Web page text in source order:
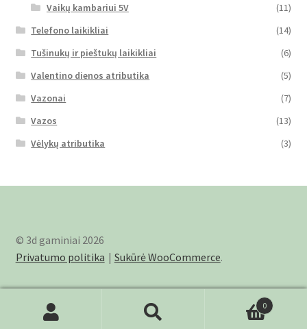
Vaikų kambariui 5V
(11)
Telefono laikikliai
(14)
Tušinukų ir pieštukų laikikliai
(6)
Valentino dienos atributika
(5)
Vazonai
(7)
Vazos
(13)
Vėlykų atributika
(3)
© 3d gaminiai 2026
Privatumo politika
Sukūrė WooCommerce.
0